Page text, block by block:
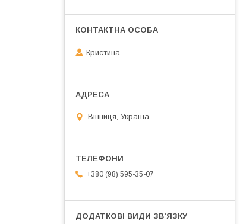
Кристина
Вінниця, Україна
+380 (98) 595-35-07